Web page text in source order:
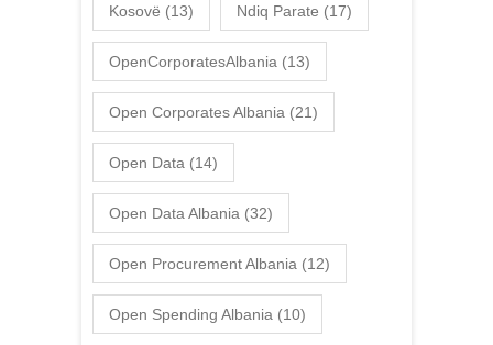
Kosovë (13) Ndiq Parate (17)
OpenCorporatesAlbania (13)
Open Corporates Albania (21)
Open Data (14)
Open Data Albania (32)
Open Procurement Albania (12)
Open Spending Albania (10)